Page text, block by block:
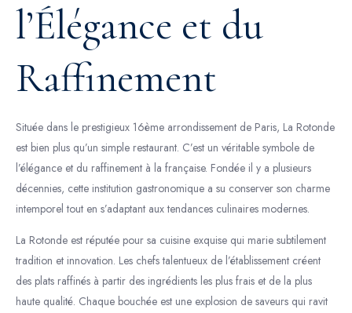
l’Élégance et du
Raffinement
Située dans le prestigieux 16ème arrondissement de Paris, La Rotonde
est bien plus qu’un simple restaurant. C’est un véritable symbole de
l’élégance et du raffinement à la française. Fondée il y a plusieurs
décennies, cette institution gastronomique a su conserver son charme
intemporel tout en s’adaptant aux tendances culinaires modernes.
La Rotonde est réputée pour sa cuisine exquise qui marie subtilement
tradition et innovation. Les chefs talentueux de l’établissement créent
des plats raffinés à partir des ingrédients les plus frais et de la plus
haute qualité. Chaque bouchée est une explosion de saveurs qui ravit